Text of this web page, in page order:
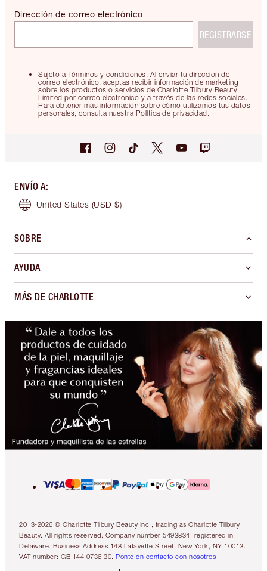
Sujeto a Términos y condiciones. Al enviar tu dirección de
correo electrónico, aceptas recibir información de marketing
sobre los productos o servicios de Charlotte Tilbury Beauty
Limited por correo electrónico y a través de las redes sociales.
Para obtener más información sobre cómo utilizamos tus datos
personales, consulta nuestra Política de privacidad.
Dirección de correo electrónico
REGISTRARSE
ENVÍO A:
United States (USD $)
SOBRE
AYUDA
MÁS DE CHARLOTTE
2013-2026 © Charlotte Tilbury Beauty Inc., trading as Charlotte Tilbury
Beauty. All rights reserved. Company number 5493834, registered in
Delaware. Business Address 148 Lafayette Street, New York, NY 10013.
VAT number: GB 144 0736 30. Ponte en contacto con nosotros